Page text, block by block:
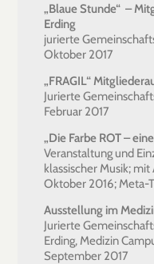
„Blaue Stunde“ –
Erding
jurierte
Oktober 2017
„FRAGIL“
Jurierte
Februar 2017
„Die Farbe ROT –
Veranstaltung und
klassischer Musik;
Oktober 2016; Meta-
Ausstellung im
Jurierte
Erding, Medizin
September 2017